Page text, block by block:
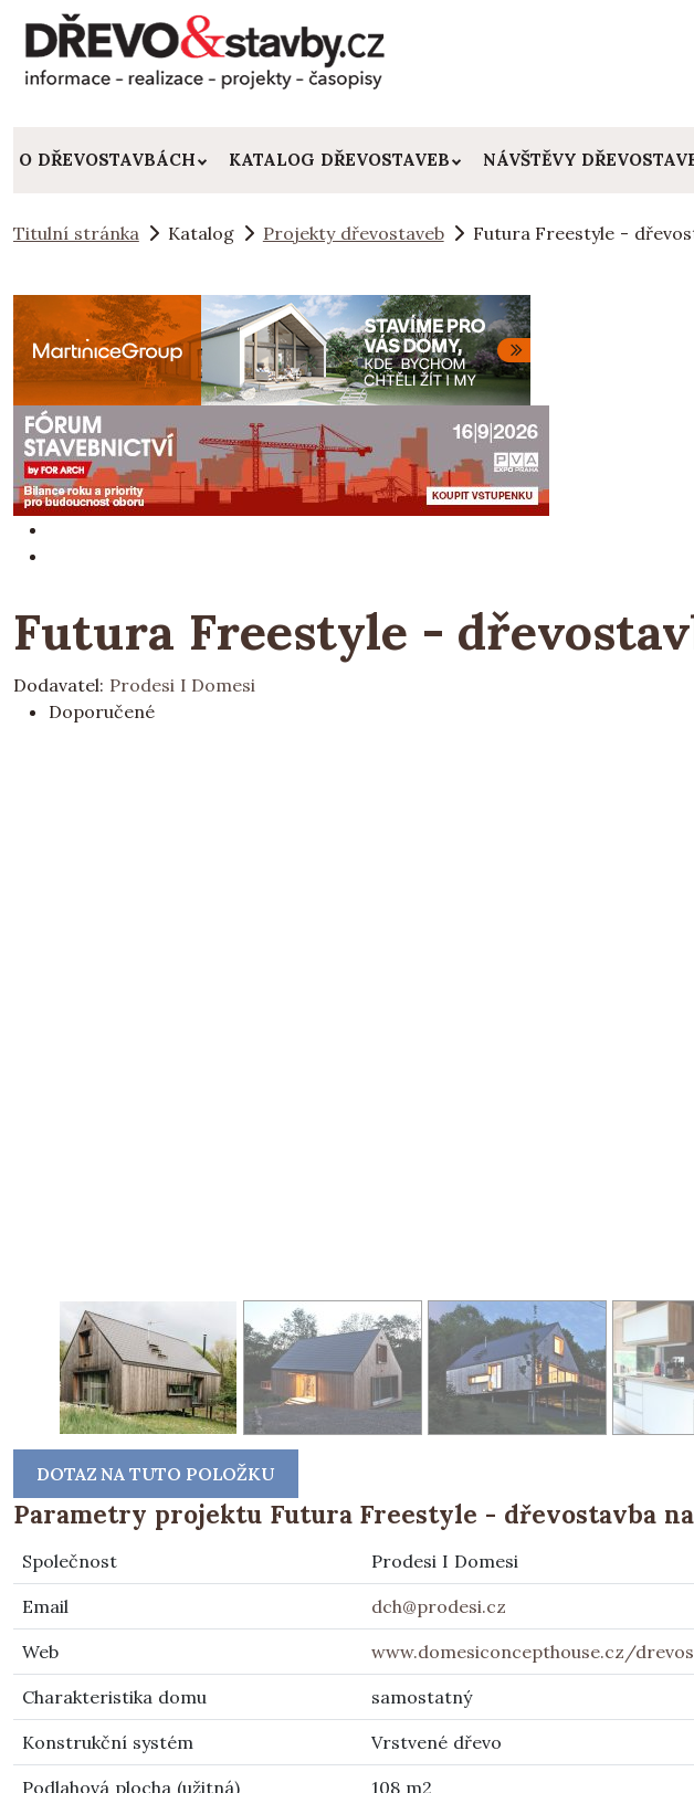
O DŘEVOSTAVBÁCH KATALOG DŘEVOSTAVEB NÁVŠTĚVY
Titulní stránka Katalog Projekty dřevostaveb Futura Freestyle -
Futura Freestyle -
Dodavatel: Prodesi I Domesi
Doporučené
DOTAZ NA TUTO POLOŽKU
Parametry projektu Futura Freestyle - dřevostavba
Společnost Prodesi I Domesi
Email dch@prodesi.cz
Web www.domesiconcepthouse.cz/
Charakteristika domu samostatný
Konstrukční systém Vrstvené dřevo
Podlahová plocha (užitná) 108 m2